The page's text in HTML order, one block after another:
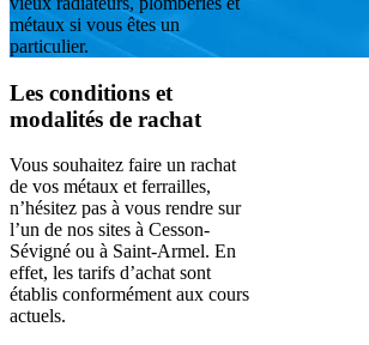
métaux si vous êtes un
particulier.
Les conditions et
modalités de rachat
Vous souhaitez faire un rachat
de vos métaux et ferrailles,
n’hésitez pas à vous rendre sur
l’un de nos sites à Cesson-
Sévigné ou à Saint-Armel. En
effet, les tarifs d’achat sont
établis conformément aux cours
actuels.